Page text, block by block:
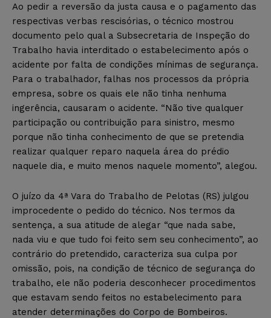
Ao pedir a reversão da justa causa e o pagamento das
respectivas verbas rescisórias, o técnico mostrou
documento pelo qual a Subsecretaria de Inspeção do
Trabalho havia interditado o estabelecimento após o
acidente por falta de condições mínimas de segurança.
Para o trabalhador, falhas nos processos da própria
empresa, sobre os quais ele não tinha nenhuma
ingerência, causaram o acidente. “Não tive qualquer
participação ou contribuição para sinistro, mesmo
porque não tinha conhecimento de que se pretendia
realizar qualquer reparo naquela área do prédio
naquele dia, e muito menos naquele momento”, alegou.
O juízo da 4ª Vara do Trabalho de Pelotas (RS) julgou
improcedente o pedido do técnico. Nos termos da
sentença, a sua atitude de alegar “que nada sabe,
nada viu e que tudo foi feito sem seu conhecimento”, ao
contrário do pretendido, caracteriza sua culpa por
omissão, pois, na condição de técnico de segurança do
trabalho, ele não poderia desconhecer procedimentos
que estavam sendo feitos no estabelecimento para
atender determinações do Corpo de Bombeiros.